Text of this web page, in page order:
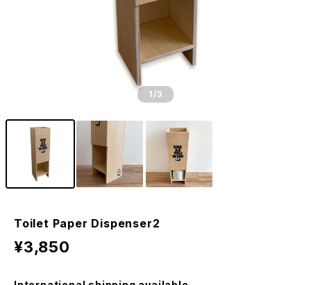
1 /3
Toilet Paper Dispenser2
¥3,850